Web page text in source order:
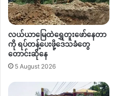
လယ်ယာမြေထဲရွှေတူးဖော်နေတာ
ကို ရပ်တန့်ပေးဖို့ဒေသခံတွေ
တောင်းဆိုနေ
5 August 2026